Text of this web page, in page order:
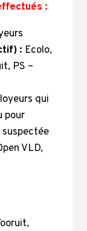
:
: Ecolo,
PS –
qui
pour
VLD,